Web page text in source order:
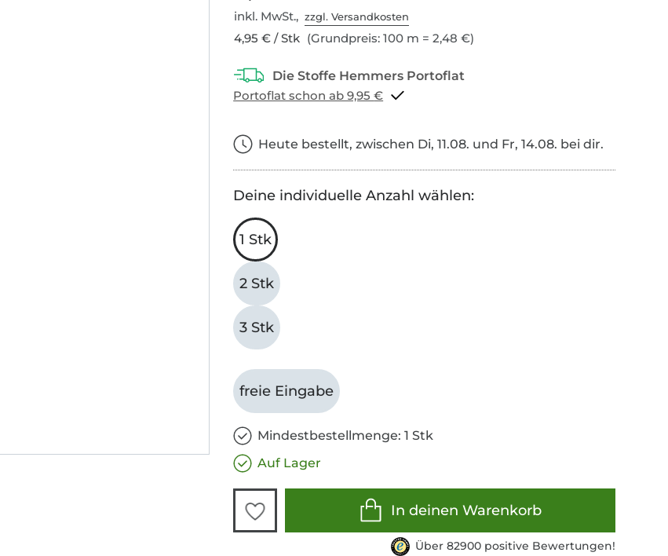
inkl. MwSt.,zzgl. Versandkosten
4,95 € / Stk (Grundpreis: 100 m = 2,48 €)
Portoflat schon ab 9,95 €
Heute bestellt, zwischen Di, 11.08. und Fr, 14.08. bei dir.
Deine individuelle Anzahl wählen:
1 Stk
2 Stk
3 Stk
freie Eingabe
Mindestbestellmenge: 1 Stk
Auf Lager
In deinen Warenkorb
Über 82900 positive Bewertungen!